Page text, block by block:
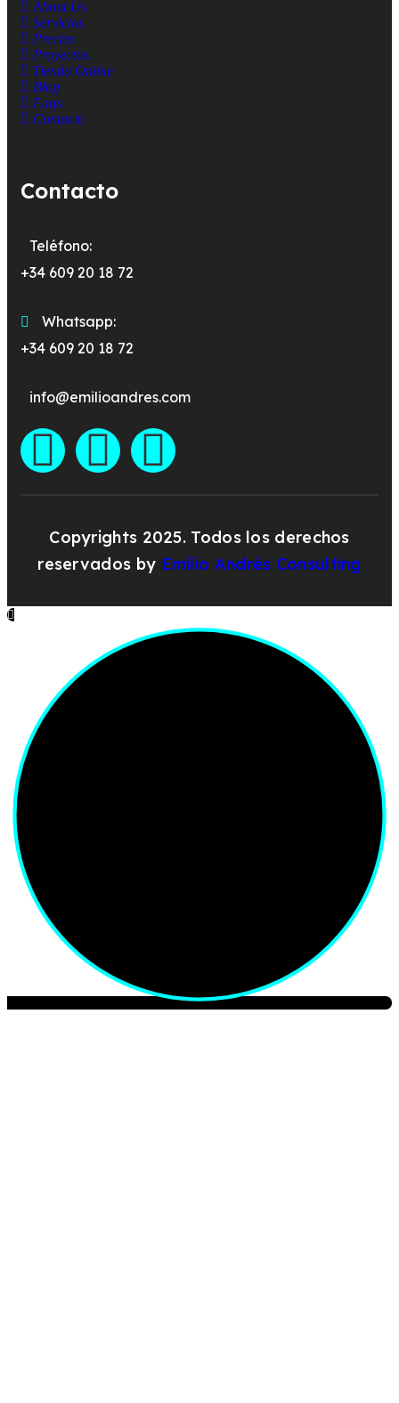
About Us
Servicios
Precios
Proyectos
Tienda Online
Blog
Faqs
Contacto
Contacto
Teléfono:
+34 609 20 18 72
Whatsapp:
+34 609 20 18 72
info@emilioandres.com
Copyrights 2025. Todos los derechos
reservados by Emilio Andrés Consulting